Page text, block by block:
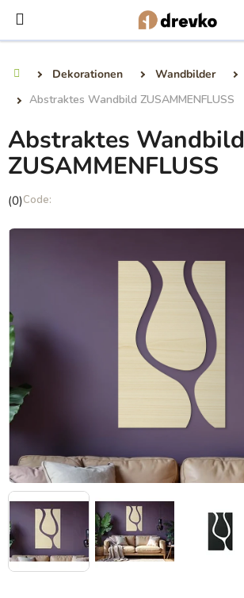
Inhalt
springen
Dekorationen Wandbilder
Abstraktes Wandbild ZUSAMMENFLUSS
Abstraktes Wandbild
ZUSAMMENFLUSS
Die
Produktbewertung
Sternen.
(0)